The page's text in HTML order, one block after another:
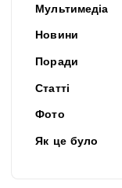
Мультимедіа
Новини
Поради
Статті
Фото
Як це було